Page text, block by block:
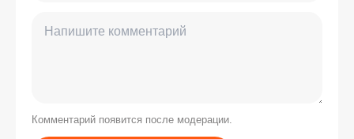
Комментарий появится после модерации.